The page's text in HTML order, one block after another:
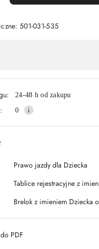
501-031-535
24-48 h od zakupu
0
Prawo jazdy dla Dziecka
Tablice rejestracyjne z
Brelok z imieniem Dziecka
PDF